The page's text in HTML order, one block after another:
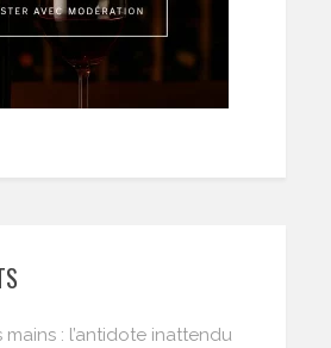
mains : l’antidote inattendu